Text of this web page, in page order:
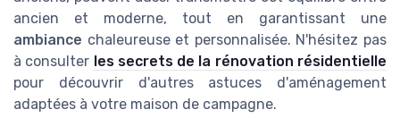
ancien et moderne, tout en garantissant une
ambiance chaleureuse et personnalisée. N'hésitez pas
à consulter les secrets de la rénovation résidentielle
pour découvrir d'autres astuces d'aménagement
adaptées à votre maison de campagne.